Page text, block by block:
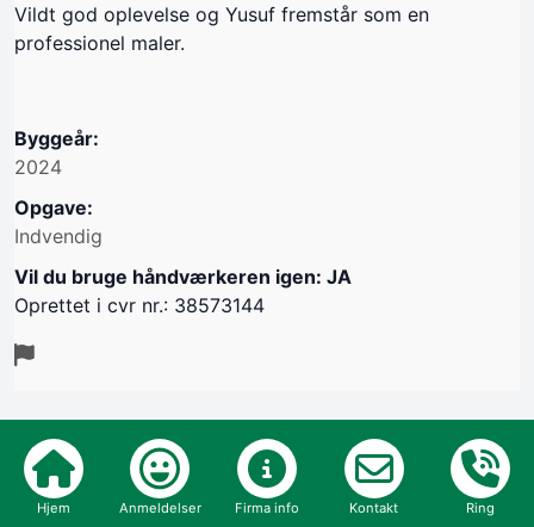
Vildt god oplevelse og Yusuf fremstår som en
professionel maler.
Byggeår:
2024
Opgave:
Indvendig
Vil du bruge håndværkeren igen: JA
Oprettet i cvr nr.: 38573144
Verificeret kunde
Hjem Anmeldelser Firma info Kontakt Ring